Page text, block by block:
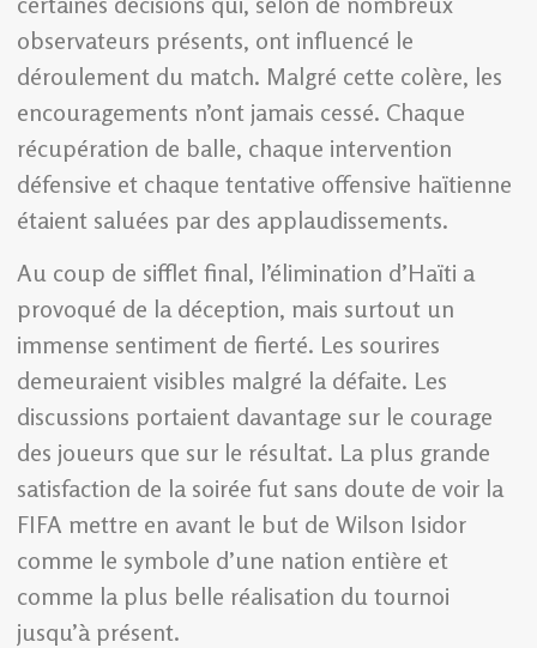
observateurs présents, ont influencé le
déroulement du match. Malgré cette colère, les
encouragements n’ont jamais cessé. Chaque
récupération de balle, chaque intervention
défensive et chaque tentative offensive haïtienne
étaient saluées par des applaudissements.
Au coup de sifflet final, l’élimination d’Haïti a
provoqué de la déception, mais surtout un
immense sentiment de fierté. Les sourires
demeuraient visibles malgré la défaite. Les
discussions portaient davantage sur le courage
des joueurs que sur le résultat. La plus grande
satisfaction de la soirée fut sans doute de voir la
FIFA mettre en avant le but de Wilson Isidor
comme le symbole d’une nation entière et
comme la plus belle réalisation du tournoi
jusqu’à présent.